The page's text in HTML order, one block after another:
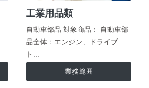
工業用品類
自動車部品 対象商品： 自動車部
品全体：エンジン、ドライブ
ト…
業務範囲